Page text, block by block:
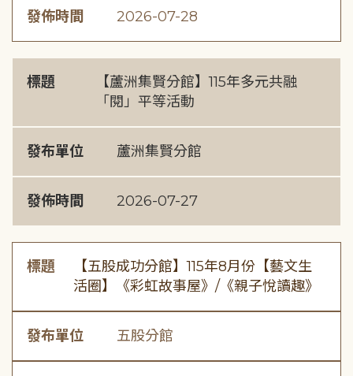
發佈時間 2026-07-28
標題
【蘆洲集賢分館】115年多元共融
「閱」平等活動
發布單位 蘆洲集賢分館
發佈時間 2026-07-27
標題
【五股成功分館】115年8月份【藝文生
活圈】《彩虹故事屋》/《親子悅讀趣》
發布單位 五股分館